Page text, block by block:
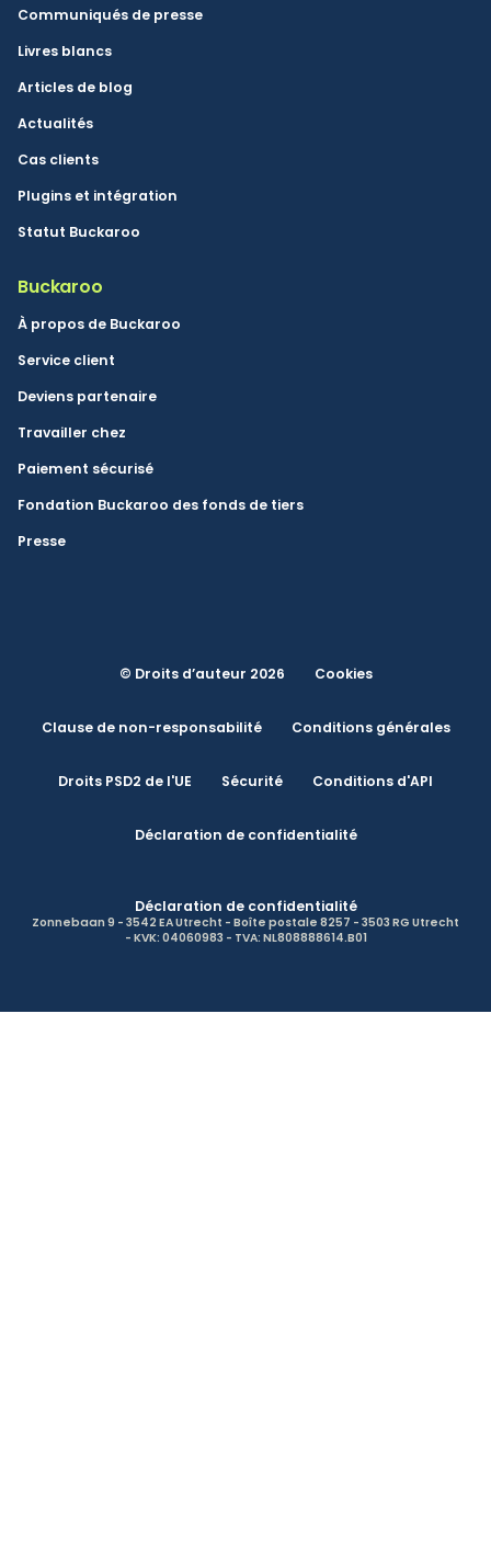
Communiqués de presse
Livres blancs
Articles de blog
Actualités
Cas clients
Plugins et intégration
Statut Buckaroo
Buckaroo
À propos de Buckaroo
Service client
Deviens partenaire
Travailler chez
Paiement sécurisé
Fondation Buckaroo des fonds de tiers
Presse
© Droits d’auteur 2026 Cookies
Clause de non-responsabilité Conditions générales
Droits PSD2 de l'UE Sécurité Conditions d'API
Déclaration de confidentialité
Déclaration de confidentialité
Zonnebaan 9 - 3542 EA Utrecht - Boîte postale 8257 - 3503 RG Utrecht
- KVK: 04060983 - TVA: NL808888614.B01